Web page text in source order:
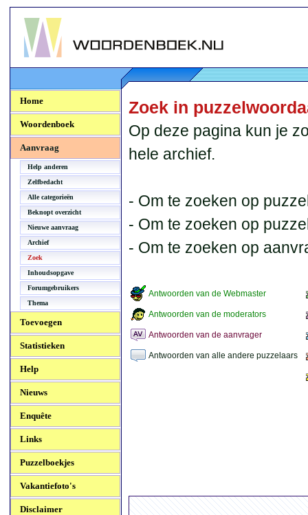
Woordenboek.NU
Home
Woordenboek
Aanvraag
Help anderen
Zelfbedacht
Alle categorieën
Beknopt overzicht
Nieuwe aanvraag
Archief
Zoek
Inhoudsopgave
Forumgebruikers
Thema
Toevoegen
Statistieken
Help
Nieuws
Enquête
Links
Puzzelboekjes
Vakantiefoto's
Disclaimer
Zoek in
Op deze pagina kun je
hele archief.
- Om te zoeken op
- Om te zoeken op
- Om te zoeken op
Antwoorden van de Webmaster
Antwoorden van de moderators
Antwoorden van de aanvrager
Antwoorden van alle andere puzzelaars